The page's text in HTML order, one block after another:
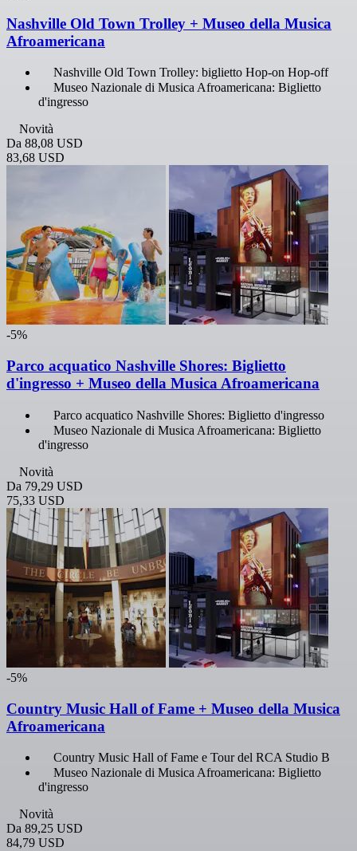
Nashville Old Town Trolley + Museo della Musica
Afroamericana
Nashville Old Town Trolley: biglietto Hop-on Hop-off
Museo Nazionale di Musica Afroamericana: Biglietto
d'ingresso
Novità
Da 88,08 USD
83,68 USD
-5%
Parco acquatico Nashville Shores: Biglietto
d'ingresso + Museo della Musica Afroamericana
Parco acquatico Nashville Shores: Biglietto d'ingresso
Museo Nazionale di Musica Afroamericana: Biglietto
d'ingresso
Novità
Da 79,29 USD
75,33 USD
-5%
Country Music Hall of Fame + Museo della Musica
Afroamericana
Country Music Hall of Fame e Tour del RCA Studio B
Museo Nazionale di Musica Afroamericana: Biglietto
d'ingresso
Novità
Da 89,25 USD
84,79 USD